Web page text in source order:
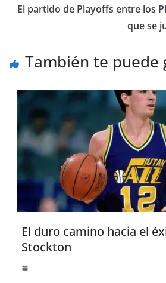
El partido de Playoffs entre los
que se
También te puede
El duro camino hacia el
Stockton